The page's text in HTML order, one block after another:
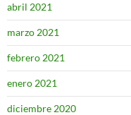
abril 2021
marzo 2021
febrero 2021
enero 2021
diciembre 2020